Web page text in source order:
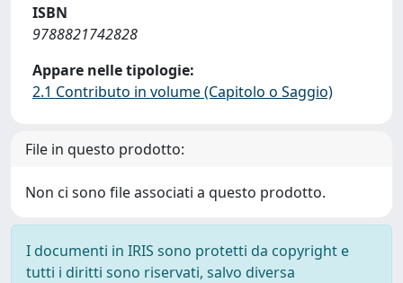
ISBN
9788821742828
Appare nelle tipologie:
2.1 Contributo in volume (Capitolo o Saggio)
File in questo prodotto:
Non ci sono file associati a questo prodotto.
I documenti in IRIS sono protetti da copyright e
tutti i diritti sono riservati, salvo diversa